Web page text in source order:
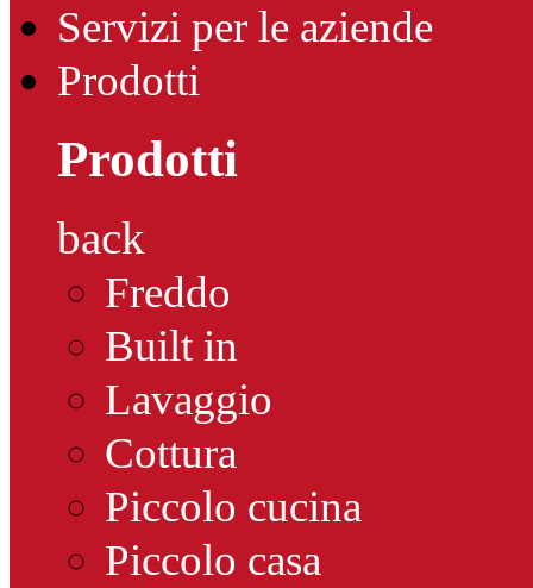
Servizi per le aziende
Prodotti
Prodotti
back
Freddo
Built in
Lavaggio
Cottura
Piccolo cucina
Piccolo casa